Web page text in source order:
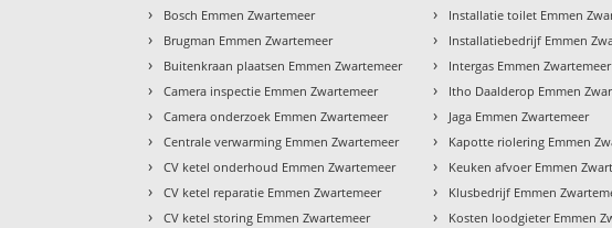
› Bosch Emmen Zwartemeer
› Brugman Emmen Zwartemeer
› Buitenkraan plaatsen Emmen Zwartemeer
› Camera inspectie Emmen Zwartemeer
› Camera onderzoek Emmen Zwartemeer
› Centrale verwarming Emmen Zwartemeer
› CV ketel onderhoud Emmen Zwartemeer
› CV ketel reparatie Emmen Zwartemeer
› CV ketel storing Emmen Zwartemeer
› Installatie toilet Emmen
› Installatiebedrijf Emmen
› Intergas Emmen Zwartemeer
› Itho Daalderop Emmen
› Jaga Emmen Zwartemeer
› Kapotte riolering Emmen
› Keuken afvoer Emmen
› Klusbedrijf Emmen
› Kosten loodgieter Emmen